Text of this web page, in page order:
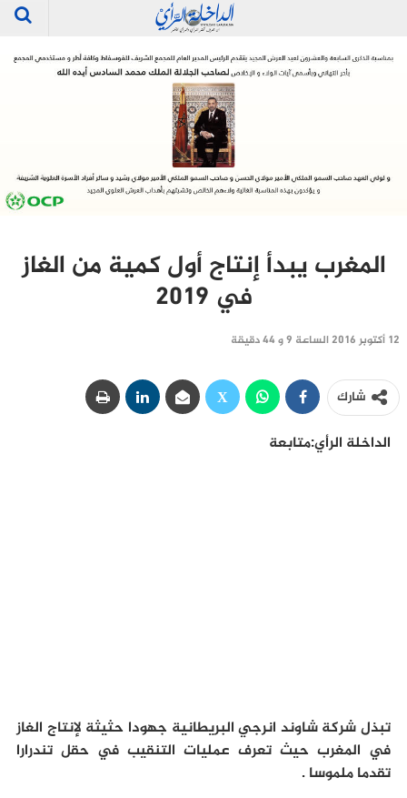
المغرب يبدأ إنتاج أول كمية من الغاز
في 2019
12 أكتوبر 2016 الساعة 9 و 44 دقيقة
شارك
الداخلة الرأي:متابعة
تبذل شركة شاوند انرجي البريطانية جهودا حثيثة لإنتاج الغاز
في المغرب حيث تعرف عمليات التنقيب في حقل تندرارا
تقدما ملموسا .